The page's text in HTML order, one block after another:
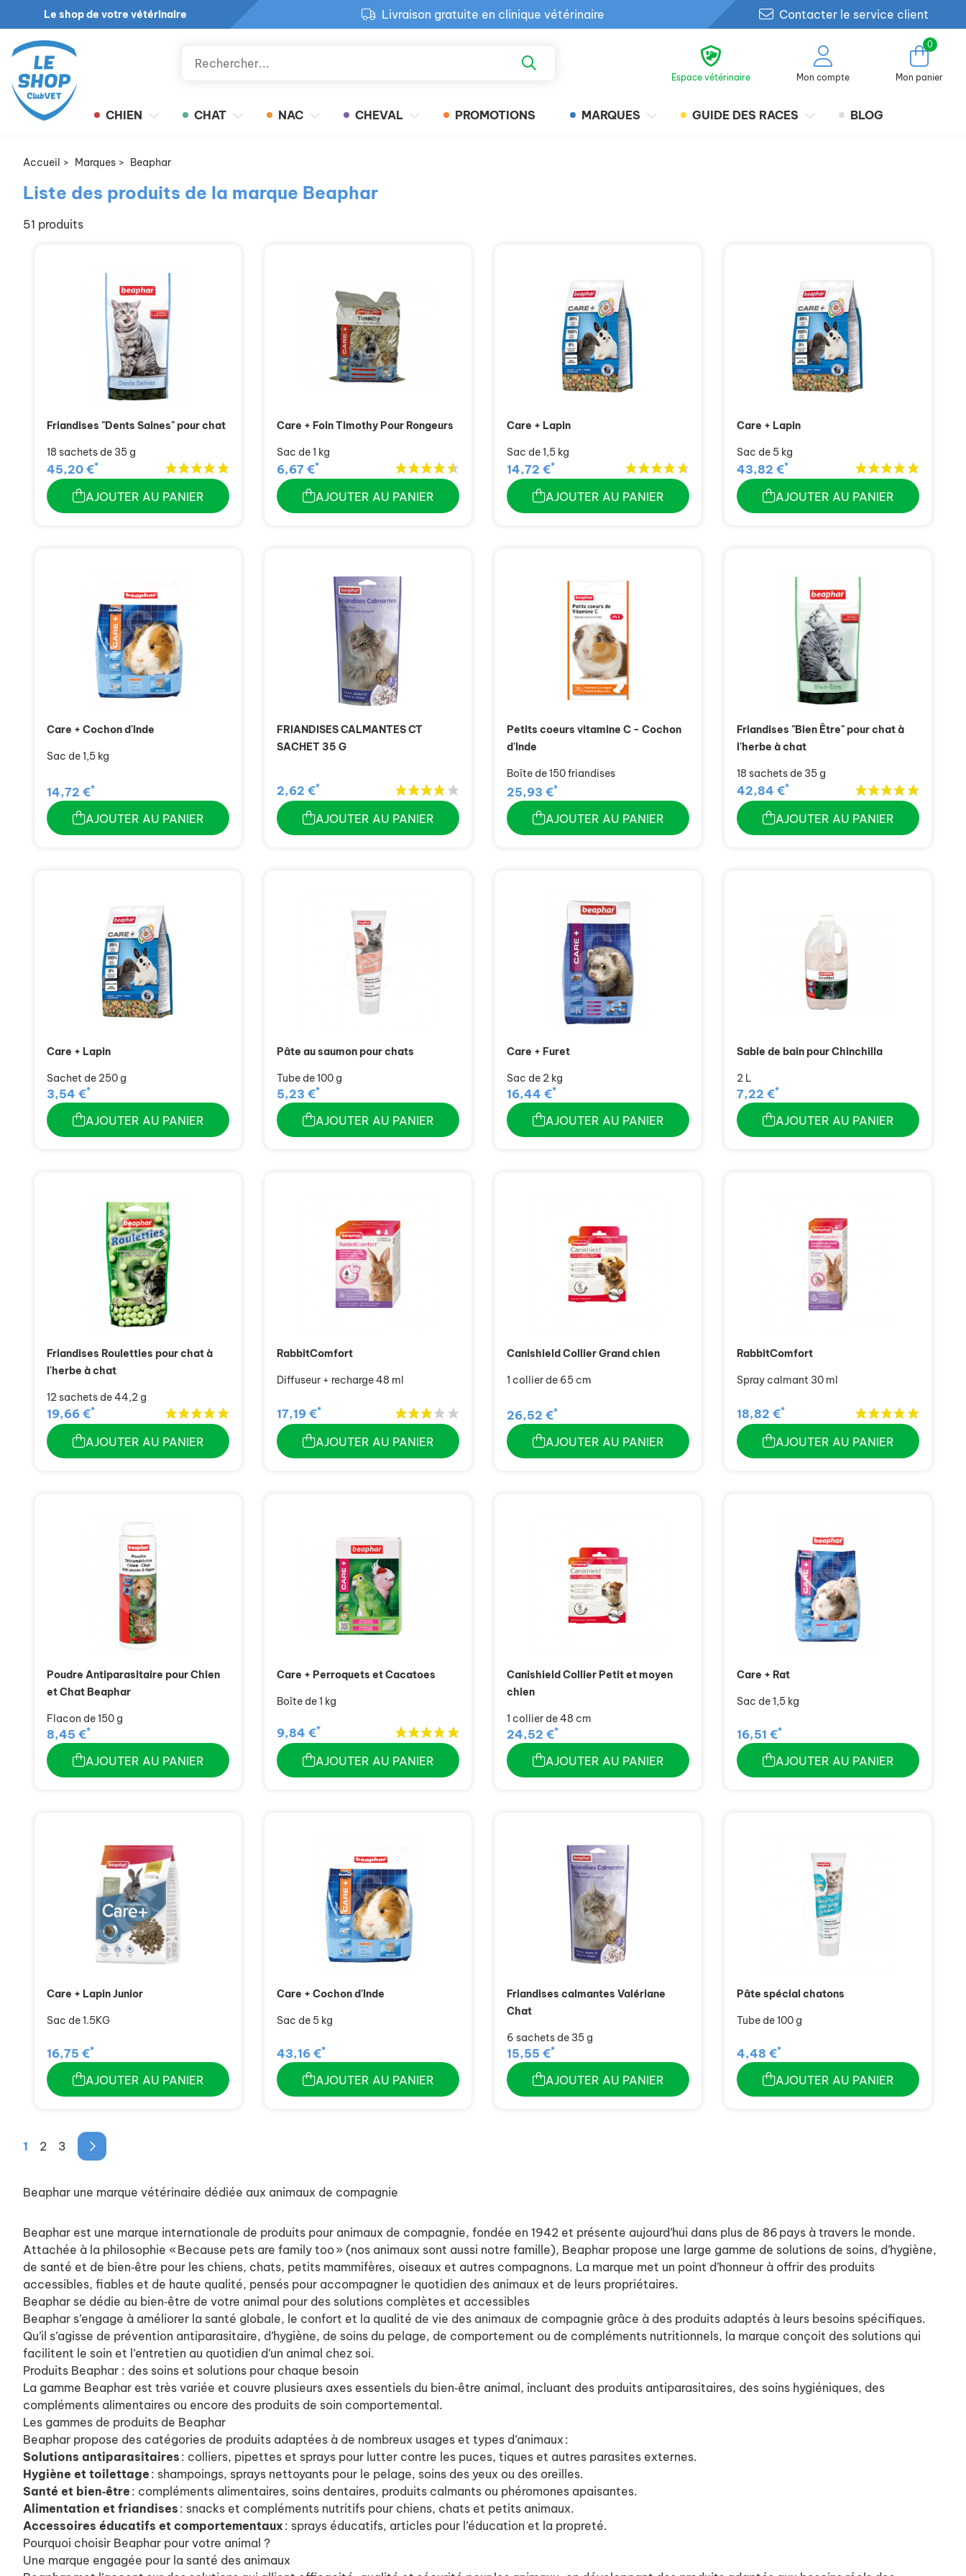
Le shop de votre vétérinaire
Livraison gratuite en clinique vétérinaire
Retour produit gratuit en clinique
Contacter le service client
Espace vétérinaire Mon compte
0
Mon panier
CHIEN CHAT NAC CHEVAL PROMOTIONS MARQUES GUIDE DES RACES BLOG
Accueil > Marques > Beaphar
Liste des produits de la marque Beaphar
51 produits
Friandises "Dents Saines" pour chat
18 sachets de 35 g
45,20 €*
AJOUTER AU PANIER
Care + Foin Timothy Pour Rongeurs
Sac de 1 kg
6,67 €*
AJOUTER AU PANIER
Care + Lapin
Sac de 1,5 kg
14,72 €*
AJOUTER AU PANIER
Care + Lapin
Sac de 5 kg
43,82 €*
AJOUTER AU PANIER
Care + Cochon d'Inde
Sac de 1,5 kg
14,72 €*
AJOUTER AU PANIER
FRIANDISES CALMANTES CT
SACHET 35 G
2,62 €*
AJOUTER AU PANIER
Petits coeurs vitamine C - Cochon
d'Inde
Boîte de 150 friandises
25,93 €*
AJOUTER AU PANIER
Friandises "Bien Être" pour chat à
l'herbe à chat
18 sachets de 35 g
42,84 €*
AJOUTER AU PANIER
Care + Lapin
Sachet de 250 g
3,54 €*
AJOUTER AU PANIER
Pâte au saumon pour chats
Tube de 100 g
5,23 €*
AJOUTER AU PANIER
Care + Furet
Sac de 2 kg
16,44 €*
AJOUTER AU PANIER
Sable de bain pour Chinchilla
2 L
7,22 €*
AJOUTER AU PANIER
Friandises Rouletties pour chat à
l'herbe à chat
12 sachets de 44,2 g
19,66 €*
AJOUTER AU PANIER
RabbitComfort
Diffuseur + recharge 48 ml
17,19 €*
AJOUTER AU PANIER
Canishield Collier Grand chien
1 collier de 65 cm
26,52 €*
AJOUTER AU PANIER
RabbitComfort
Spray calmant 30 ml
18,82 €*
AJOUTER AU PANIER
Poudre Antiparasitaire pour Chien
et Chat Beaphar
Flacon de 150 g
8,45 €*
AJOUTER AU PANIER
Care + Perroquets et Cacatoes
Boîte de 1 kg
9,84 €*
AJOUTER AU PANIER
Canishield Collier Petit et moyen
chien
1 collier de 48 cm
24,52 €*
AJOUTER AU PANIER
Care + Rat
Sac de 1,5 kg
16,51 €*
AJOUTER AU PANIER
Care + Lapin Junior
Sac de 1.5KG
16,75 €*
AJOUTER AU PANIER
Care + Cochon d'Inde
Sac de 5 kg
43,16 €*
AJOUTER AU PANIER
Friandises calmantes Valériane
Chat
6 sachets de 35 g
15,55 €*
AJOUTER AU PANIER
Pâte spécial chatons
Tube de 100 g
4,48 €*
AJOUTER AU PANIER
1 2 3
Beaphar une marque vétérinaire dédiée aux animaux de compagnie
Beaphar est une marque internationale de produits pour animaux de compagnie, fondée en 1942 et présente aujourd’hui dans plus de 86 pays à travers le monde.
Attachée à la philosophie « Because pets are family too » (nos animaux sont aussi notre famille), Beaphar propose une large gamme de solutions de soins, d’hygiène,
de santé et de bien‑être pour les chiens, chats, petits mammifères, oiseaux et autres compagnons. La marque met un point d’honneur à offrir des produits
accessibles, fiables et de haute qualité, pensés pour accompagner le quotidien des animaux et de leurs propriétaires.
Beaphar se dédie au bien‑être de votre animal pour des solutions complètes et accessibles
Beaphar s’engage à améliorer la santé globale, le confort et la qualité de vie des animaux de compagnie grâce à des produits adaptés à leurs besoins spécifiques.
Qu’il s’agisse de prévention antiparasitaire, d’hygiène, de soins du pelage, de comportement ou de compléments nutritionnels, la marque conçoit des solutions qui
facilitent le soin et l’entretien au quotidien d’un animal chez soi.
Produits Beaphar : des soins et solutions pour chaque besoin
La gamme Beaphar est très variée et couvre plusieurs axes essentiels du bien‑être animal, incluant des produits antiparasitaires, des soins hygiéniques, des
compléments alimentaires ou encore des produits de soin comportemental.
Les gammes de produits de Beaphar
Beaphar propose des catégories de produits adaptées à de nombreux usages et types d’animaux :
Solutions antiparasitaires : colliers, pipettes et sprays pour lutter contre les puces, tiques et autres parasites externes.
Hygiène et toilettage : shampoings, sprays nettoyants pour le pelage, soins des yeux ou des oreilles.
Santé et bien‑être : compléments alimentaires, soins dentaires, produits calmants ou phéromones apaisantes.
Alimentation et friandises : snacks et compléments nutritifs pour chiens, chats et petits animaux.
Accessoires éducatifs et comportementaux : sprays éducatifs, articles pour l’éducation et la propreté.
Pourquoi choisir Beaphar pour votre animal ?
Une marque engagée pour la santé des animaux